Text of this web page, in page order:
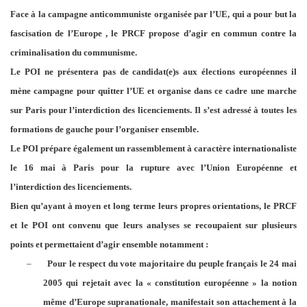
Face à la campagne anticommuniste organisée par l’UE, qui a pour but la
fascisation de l’Europe , le PRCF propose d’agir en commun contre la
criminalisation du communisme.
Le POI ne présentera pas de candidat(e)s aux élections européennes il
mène campagne pour quitter l’UE et organise dans ce cadre une marche
sur Paris pour l’interdiction des licenciements. Il s’est adressé à toutes les
formations de gauche pour l’organiser ensemble.
Le POI prépare également un rassemblement à caractère internationaliste
le 16 mai à Paris pour la rupture avec l’Union Européenne et
l’interdiction des licenciements.
Bien qu’ayant à moyen et long terme leurs propres orientations, le PRCF
et le POI ont convenu que leurs analyses se recoupaient sur plusieurs
points et permettaient d’agir ensemble notamment :
–
Pour le respect du vote majoritaire du peuple français le 24 mai
2005 qui rejetait avec la « constitution européenne » la notion
même d’Europe supranationale, manifestait son attachement à la